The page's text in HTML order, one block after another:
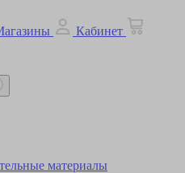
Кабинет
материалы